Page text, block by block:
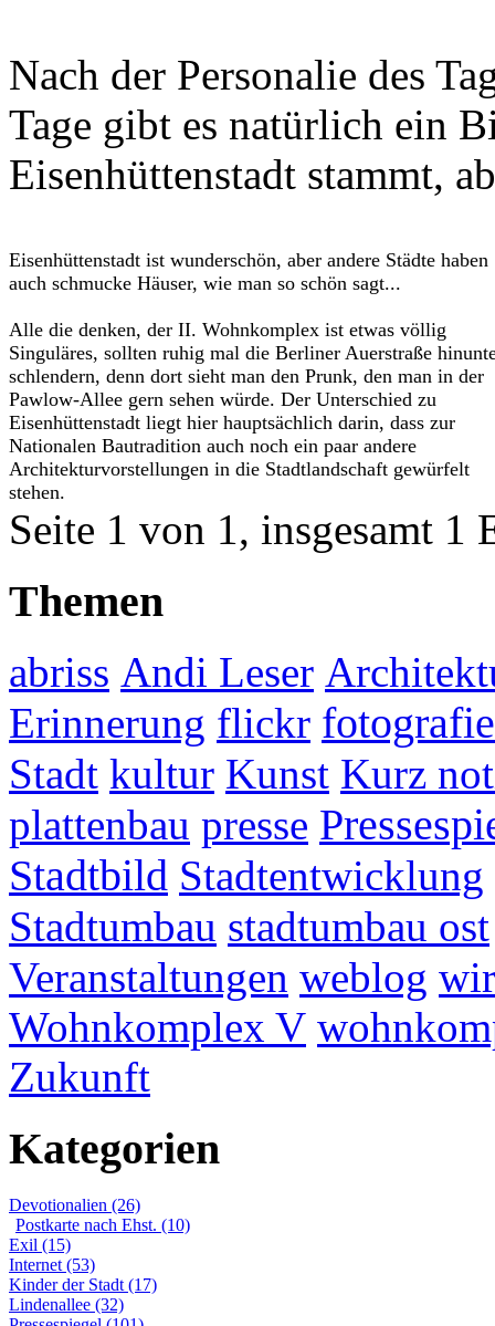
Nach der Personalie des
Tage gibt es natürlich ein
Eisenhüttenstadt stammt,
Eisenhüttenstadt ist wunderschön, aber andere Städte haben
auch schmucke Häuser, wie man so schön sagt...
Alle die denken, der II. Wohnkomplex ist etwas völlig
Singuläres, sollten ruhig mal die Berliner Auerstraße
schlendern, denn dort sieht man den Prunk, den man in der
Pawlow-Allee gern sehen würde. Der Unterschied zu
Eisenhüttenstadt liegt hier hauptsächlich darin, dass zur
Nationalen Bautradition auch noch ein paar andere
Architekturvorstellungen in die Stadtlandschaft gewürfelt
stehen.
Seite 1 von 1, insgesamt 1
Themen
abriss Andi Leser
Erinnerung flickr fotografie
Stadt kultur Kunst Kurz
plattenbau presse
Stadtbild Stadtentwicklung
Stadtumbau stadtumbau ost
Veranstaltungen weblog
Wohnkomplex V
Zukunft
Kategorien
Devotionalien (26)
Postkarte nach Ehst. (10)
Exil (15)
Internet (53)
Kinder der Stadt (17)
Lindenallee (32)